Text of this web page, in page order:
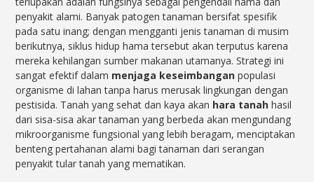
penyakit alami. Banyak patogen tanaman bersifat spesifik
pada satu inang; dengan mengganti jenis tanaman di musim
berikutnya, siklus hidup hama tersebut akan terputus karena
mereka kehilangan sumber makanan utamanya. Strategi ini
sangat efektif dalam menjaga keseimbangan populasi
organisme di lahan tanpa harus merusak lingkungan dengan
pestisida. Tanah yang sehat dan kaya akan hara tanah hasil
dari sisa-sisa akar tanaman yang berbeda akan mengundang
mikroorganisme fungsional yang lebih beragam, menciptakan
benteng pertahanan alami bagi tanaman dari serangan
penyakit tular tanah yang mematikan.